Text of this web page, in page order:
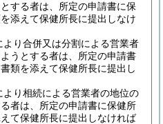
する者は、所定の申請書に保
添えて保健所長に提出しなけ
り合併又は分割による営業者
うとする者は、所定の申請書
類を添えて保健所長に提出し
り相続による営業者の地位の
者は、所定の申請書に保健所
て保健所長に提出しなければ